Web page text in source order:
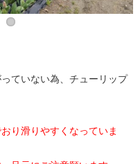
ていない為、チューリップ
り滑りやすくなっていま